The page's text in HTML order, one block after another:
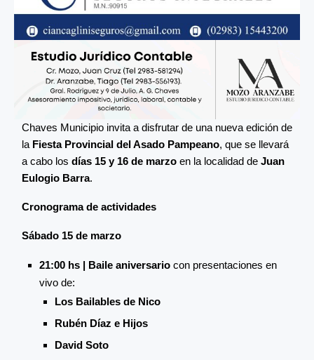
Chaves Municipio invita a disfrutar de una nueva edición de
la Fiesta Provincial del Asado Pampeano, que se llevará
a cabo los días 15 y 16 de marzo en la localidad de Juan
Eulogio Barra.
Cronograma de actividades
Sábado 15 de marzo
21:00 hs | Baile aniversario con presentaciones en
vivo de:
Los Bailables de Nico
Rubén Díaz e Hijos
David Soto